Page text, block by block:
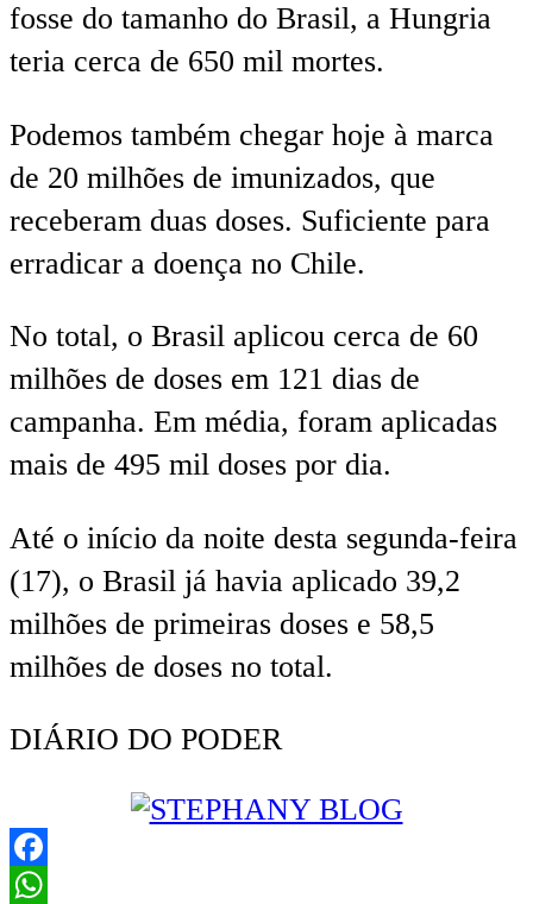
fosse do tamanho do Brasil, a Hungria
teria cerca de 650 mil mortes.
Podemos também chegar hoje à marca
de 20 milhões de imunizados, que
receberam duas doses. Suficiente para
erradicar a doença no Chile.
No total, o Brasil aplicou cerca de 60
milhões de doses em 121 dias de
campanha. Em média, foram aplicadas
mais de 495 mil doses por dia.
Até o início da noite desta segunda-feira
(17), o Brasil já havia aplicado 39,2
milhões de primeiras doses e 58,5
milhões de doses no total.
DIÁRIO DO PODER
Facebook